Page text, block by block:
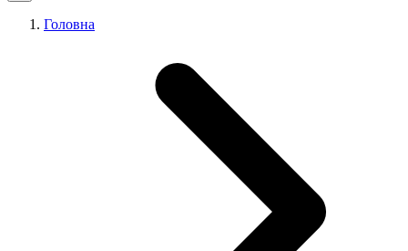
Головна